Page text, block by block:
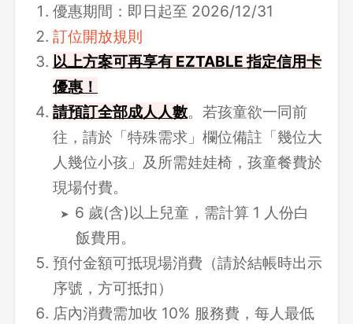
優惠期間：即日起至 2026/12/31
訂位開放規則
以上方案可再享有 EZTABLE 指定信用卡
優惠！
請預訂全部成人人數。若孩童欲一同前
往，請於「特殊需求」欄位備註「幾位大
人幾位小孩」及所需娃娃椅，孩童餐費於
現場付費。
6 歲(含)以上兒童，需計算 1 人份白
飯費用。
預付金額可抵現場消費（請於結帳時出示
序號，方可抵扣）
店內消費需加收 10% 服務費，每人最低